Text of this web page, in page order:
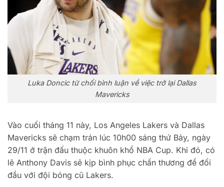
Luka Doncic từ chối bình luận về việc trở lại Dallas
Mavericks
Vào cuối tháng 11 này, Los Angeles Lakers và Dallas
Mavericks sẽ chạm trán lúc 10h00 sáng thứ Bảy, ngày
29/11 ở trận đấu thuộc khuôn khổ NBA Cup. Khi đó, có
lẽ Anthony Davis sẽ kịp bình phục chấn thương để đối
đầu với đội bóng cũ Lakers.